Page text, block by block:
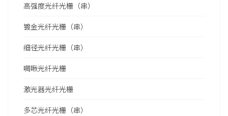
高强度光纤光栅（串）
镀金光纤光栅（串）
细径光纤光栅（串）
啁啾光纤光栅
激光器光纤光栅
多芯光纤光栅（串）